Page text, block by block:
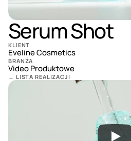
Serum Shot
KLIENT
Eveline Cosmetics
BRANŻA
Video Produktowe
← LISTA REALIZACJI